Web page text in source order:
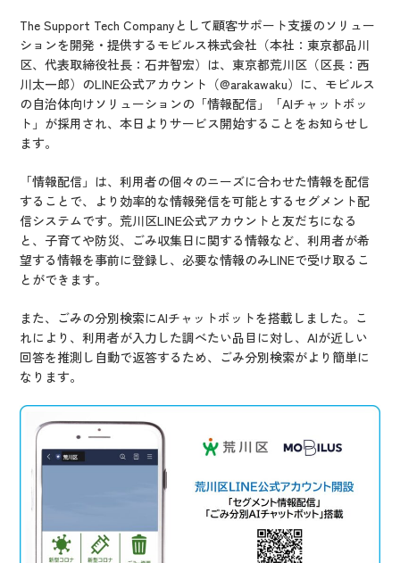
CX向上情報サイト
The Support Tech Companyとして顧客サポート支援のソリュー
ションを開発・提供するモビルス株式会社（本社：東京都品川
区、代表取締役社長：石井智宏）は、東京都荒川区（区長：西
川太一郎）のLINE公式アカウント（@arakawaku）に、モビルス
の自治体向けソリューションの「情報配信」「AIチャットボッ
ト」が採用され、本日よりサービス開始することをお知らせし
ます。
「情報配信」は、利用者の個々のニーズに合わせた情報を配信
することで、より効率的な情報発信を可能とするセグメント配
信システムです。荒川区LINE公式アカウントと友だちになる
と、子育てや防災、ごみ収集日に関する情報など、利用者が希
望する情報を事前に登録し、必要な情報のみLINEで受け取るこ
とができます。
また、ごみの分別検索にAIチャットボットを搭載しました。こ
れにより、利用者が入力した調べたい品目に対し、AIが近しい
回答を推測し自動で返答するため、ごみ分別検索がより簡単に
なります。